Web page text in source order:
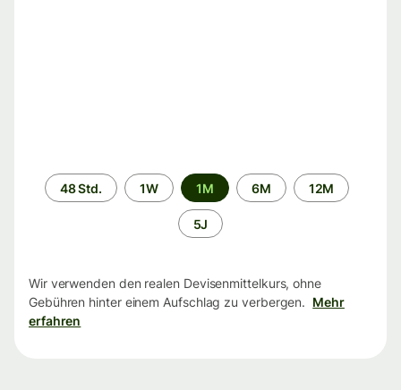
Zeitraum
48 Std. 1W 1M 6M 12M
5J
Wir verwenden den realen Devisenmittelkurs, ohne
Gebühren hinter einem Aufschlag zu verbergen. Mehr
erfahren